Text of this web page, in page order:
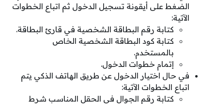
الضغط على أيقونة تسجيل الدخول ثم اتباع الخطوات
الآتية:
كتابة رقم البطاقة الشخصية في قارئ البطاقة.
كتابة كود البطاقة الشخصية الخاص
بالمستخدم.
إتمام خطوات الدخول.
في حال اختيار الدخول عن طريق الهاتف الذكي يتم
اتباع الخطوات الآتية:
كتابة رقم الجوال في الحقل المناسب شرط